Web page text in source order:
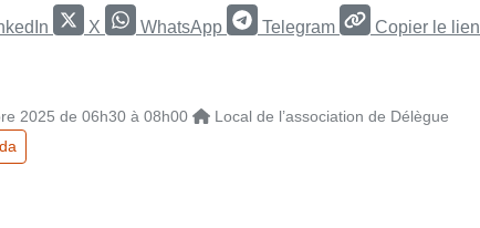
X WhatsApp Telegram Copier le lien
2025 de 06h30 à 08h00
Local de l’association de Délègue